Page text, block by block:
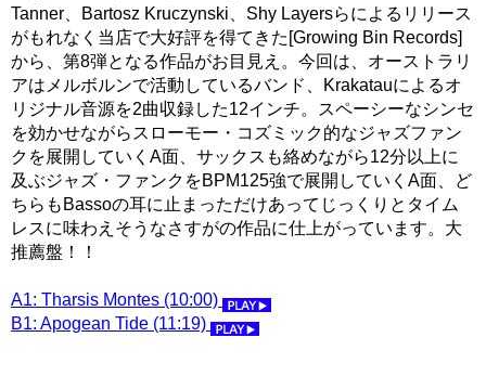
Tanner、Bartosz Kruczynski、Shy Layersらによるリリース
がもれなく当店で大好評を得てきた[Growing Bin Records]
から、第8弾となる作品がお目見え。今回は、オーストラリ
アはメルボルンで活動しているバンド、Krakatauによるオ
リジナル音源を2曲収録した12インチ。スペーシーなシンセ
を効かせながらスローモー・コズミック的なジャズファン
クを展開していくA面、サックスも絡めながら12分以上に
及ぶジャズ・ファンクをBPM125強で展開していくA面、ど
ちらもBassoの耳に止まっただけあってじっくりとタイム
レスに味わえそうなさすがの作品に仕上がっています。大
推薦盤！！
A1: Tharsis Montes (10:00)
B1: Apogean Tide (11:19)